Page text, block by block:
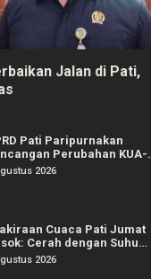
Jalan di Pati,
Pati Paripurnakan
Perubahan KUA-
APBD Tahun 2026
2026
Cuaca Pati Jumat
Cerah dengan Suhu
31 °C
2026